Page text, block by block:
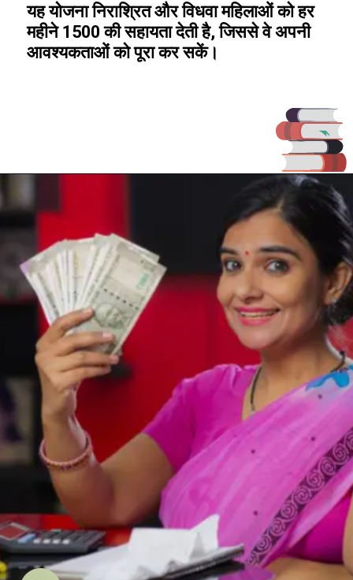
यह योजना निराश्रित और विधवा महिलाओं को हर
महीने ₹1500 की सहायता देती है, जिससे वे अपनी
आवश्यकताओं को पूरा कर सकें।